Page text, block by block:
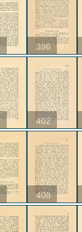
396
402
408